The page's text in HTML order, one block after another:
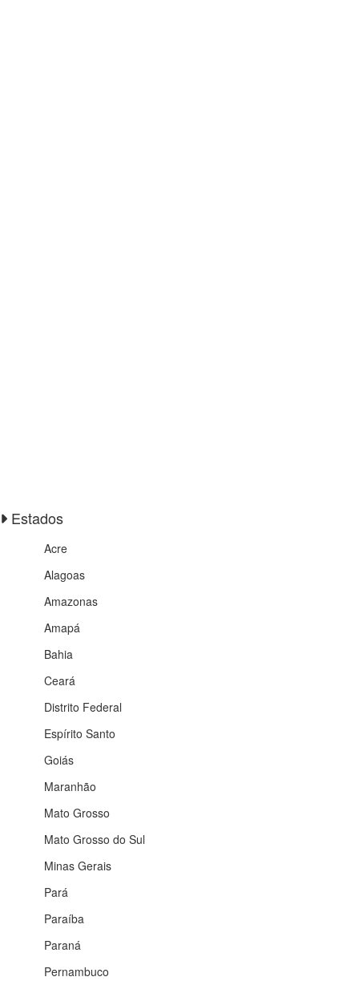
Estados
Acre
Alagoas
Amazonas
Amapá
Bahia
Ceará
Distrito Federal
Espírito Santo
Goiás
Maranhão
Mato Grosso
Mato Grosso do Sul
Minas Gerais
Pará
Paraíba
Paraná
Pernambuco